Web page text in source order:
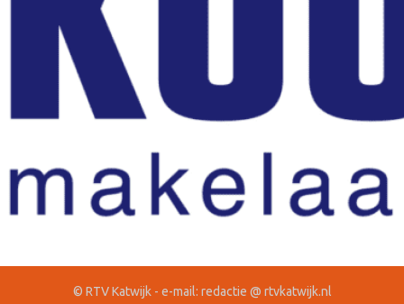
© RTV Katwijk - e-mail: redactie @ rtvkatwijk.nl